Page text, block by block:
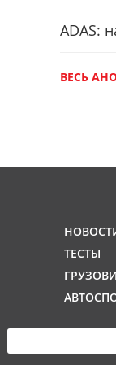
ADAS:
ВЕСЬ
ТЕСТЫ